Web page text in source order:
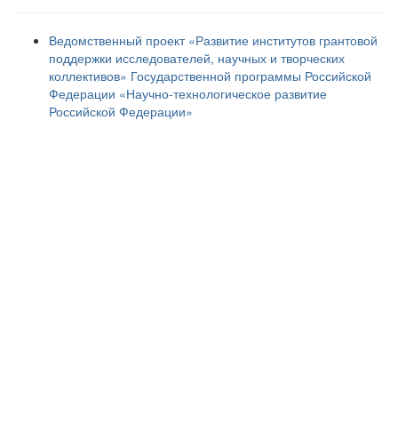
Ведомственный проект «Развитие институтов грантовой
поддержки исследователей, научных и творческих
коллективов» Государственной программы Российской
Федерации «Научно-технологическое развитие
Российской Федерации»